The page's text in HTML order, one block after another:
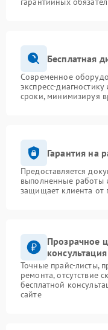
Бесплатная
Современное
экспресс-
сроки, минимизируя
Гарантия на
Предоставляется
выполненные работы
защищает клиента от
Прозрачное
консультация
Точные прайс-листы,
ремонта, отсутствие
бесплатной
сайте